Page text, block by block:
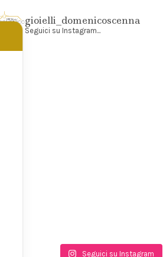
gioielli_domenicoscenna
Seguici su Instagram...
Seguici su Instagram